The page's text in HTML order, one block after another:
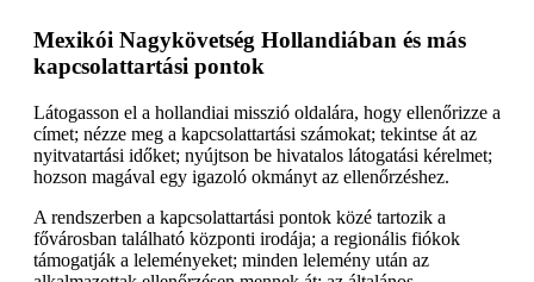
Mexikói Nagykövetség Hollandiában és más
kapcsolattartási pontok
Látogasson el a hollandiai misszió oldalára, hogy ellenőrizze a
címet; nézze meg a kapcsolattartási számokat; tekintse át az
nyitvatartási időket; nyújtson be hivatalos látogatási kérelmet;
hozson magával egy igazoló okmányt az ellenőrzéshez.
A rendszerben a kapcsolattartási pontok közé tartozik a
fővárosban található központi irodája; a regionális fiókok
támogatják a leleményeket; minden lelemény után az